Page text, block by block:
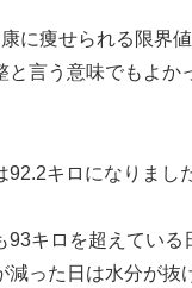
に痩せられる限界
と言う意味でもよか
92.2キロになりまし
93キロを超えている
減った日は水分が抜